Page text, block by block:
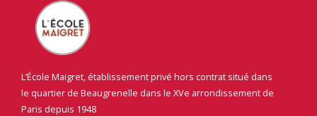
L’École Maigret, établissement privé hors contrat situé dans
le quartier de Beaugrenelle dans le XVe arrondissement de
Paris depuis 1948